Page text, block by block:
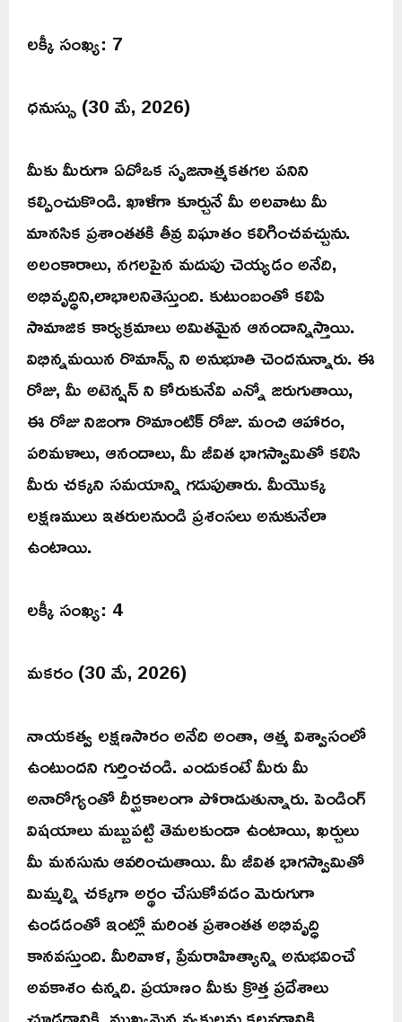
లక్కీ సంఖ్య: 7
ధనుస్సు (30 మే, 2026)
మీకు మీరుగా ఏదోఒక సృజనాత్మకతగల పనిని
కల్పించుకొండి. ఖాళీగా కూర్చునే మీ అలవాటు మీ
మానసిక ప్రశాంతతకి తీవ్ర విఘాతం కలిగించవచ్చును.
అలంకారాలు, నగలపైన మదుపు చెయ్యడం అనేది,
అభివృద్ధిని,లాభాలనితెస్తుంది. కుటుంబంతో కలిపి
సామాజిక కార్యక్రమాలు అమితమైన ఆనందాన్నిస్తాయి.
విభిన్నమయిన రొమాన్స్ ని అనుభూతి చెందనున్నారు. ఈ
రోజు, మీ అటెన్షన్ ని కోరుకునేవి ఎన్నో జరుగుతాయి,
ఈ రోజు నిజంగా రొమాంటిక్ రోజు. మంచి ఆహారం,
పరిమళాలు, ఆనందాలు, మీ జీవిత భాగస్వామితో కలిసి
మీరు చక్కని సమయాన్ని గడుపుతారు. మీయొక్క
లక్షణములు ఇతరులనుండి ప్రశంసలు అనుకునేలా
ఉంటాయి.
లక్కీ సంఖ్య: 4
మకరం (30 మే, 2026)
నాయకత్వ లక్షణసారం అనేది అంతా, ఆత్మ విశ్వాసంలో
ఉంటుందని గుర్తించండి. ఎందుకంటే మీరు మీ
అనారోగ్యంతో దీర్ఘకాలంగా పోరాడుతున్నారు. పెండింగ్
విషయాలు మబ్బుపట్టి తెమలకుండా ఉంటాయి, ఖర్చులు
మీ మనసును ఆవరించుతాయి. మీ జీవిత భాగస్వామితో
మిమ్మల్ని చక్కగా అర్థం చేసుకోవడం మెరుగుగా
ఉండడంతో ఇంట్లో మరింత ప్రశాంతత అభివృద్ధి
కానవస్తుంది. మీరివాళ, ప్రేమరాహిత్యాన్ని అనుభవించే
అవకాశం ఉన్నది. ప్రయాణం మీకు క్రొత్త ప్రదేశాలు